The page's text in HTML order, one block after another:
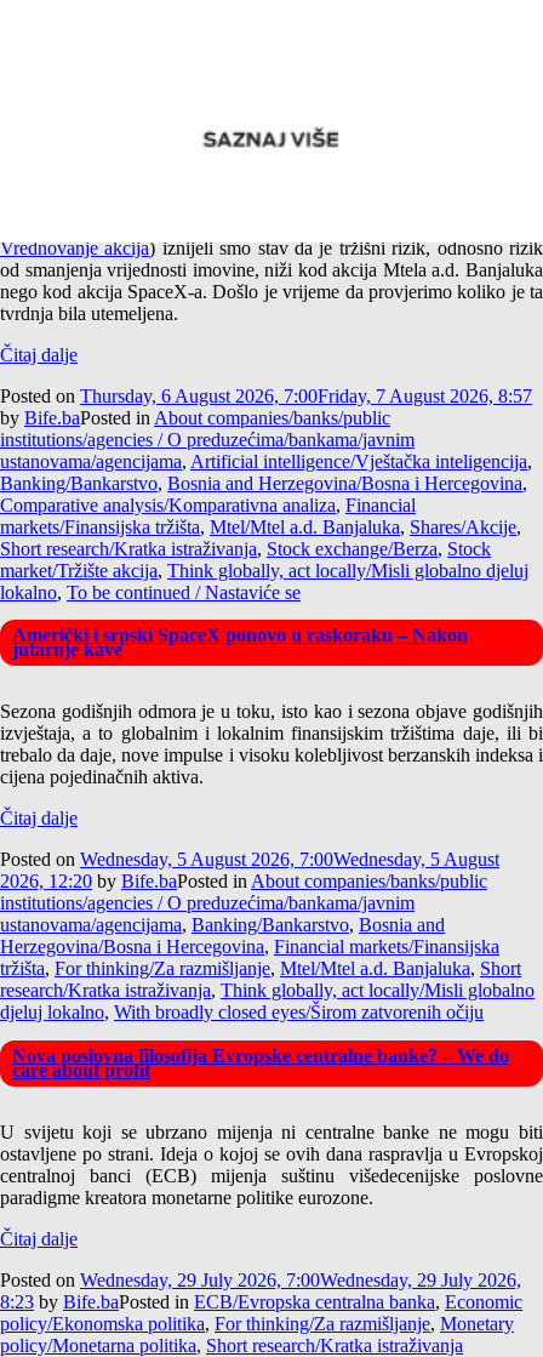
Empirijska potvrda različitog tržišnog rizika akcija Mtela a.d.
Vrednovanje akcija) iznijeli smo stav da je tržišni rizik, odnosno rizik
od smanjenja vrijednosti imovine, niži kod akcija Mtela a.d. Banjaluka
nego kod akcija SpaceX-a. Došlo je vrijeme da provjerimo koliko je ta
tvrdnja bila utemeljena.
Čitaj dalje
Posted on Thursday, 6 August 2026, 7:00Friday, 7 August 2026, 8:57
by Bife.baPosted in About companies/banks/public
institutions/agencies / O preduzećima/bankama/javnim
ustanovama/agencijama, Artificial intelligence/Vještačka inteligencija,
Banking/Bankarstvo, Bosnia and Herzegovina/Bosna i Hercegovina,
Comparative analysis/Komparativna analiza, Financial
markets/Finansijska tržišta, Mtel/Mtel a.d. Banjaluka, Shares/Akcije,
Short research/Kratka istraživanja, Stock exchange/Berza, Stock
market/Tržište akcija, Think globally, act locally/Misli globalno djeluj
lokalno, To be continued / Nastaviće se
Američki i srpski SpaceX ponovo u raskoraku – Nakon
jutarnje kave
Sezona godišnjih odmora je u toku, isto kao i sezona objave godišnjih
izvještaja, a to globalnim i lokalnim finansijskim tržištima daje, ili bi
trebalo da daje, nove impulse i visoku kolebljivost berzanskih indeksa i
cijena pojedinačnih aktiva.
Čitaj dalje
Posted on Wednesday, 5 August 2026, 7:00Wednesday, 5 August
2026, 12:20 by Bife.baPosted inAbout companies/banks/public
institutions/agencies / O preduzećima/bankama/javnim
ustanovama/agencijama, Banking/Bankarstvo, Bosnia and
Herzegovina/Bosna i Hercegovina, Financial markets/Finansijska
tržišta, For thinking/Za razmišljanje, Mtel/Mtel a.d. Banjaluka, Short
research/Kratka istraživanja, Think globally, act locally/Misli globalno
djeluj lokalno, With broadly closed eyes/Širom zatvorenih očiju
Nova poslovna filosofija Evropske centralne banke? – We do
care about profit
U svijetu koji se ubrzano mijenja ni centralne banke ne mogu biti
ostavljene po strani. Ideja o kojoj se ovih dana raspravlja u Evropskoj
centralnoj banci (ECB) mijenja suštinu višedecenijske poslovne
paradigme kreatora monetarne politike eurozone.
Čitaj dalje
Posted on Wednesday, 29 July 2026, 7:00Wednesday, 29 July 2026,
8:23 by Bife.baPosted in ECB/Evropska centralna banka, Economic
policy/Ekonomska politika, For thinking/Za razmišljanje, Monetary
policy/Monetarna politika, Short research/Kratka istraživanja